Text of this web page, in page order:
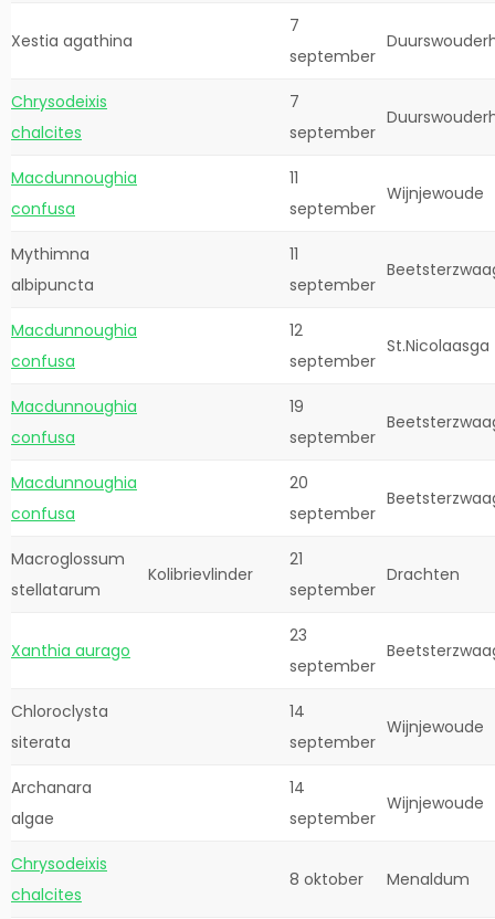
Xestia agathina
7
september
Chrysodeixis
chalcites
7
september
Macdunnoughia
confusa
11
september
Wijnjewoude
Mythimna
albipuncta
11
september
Macdunnoughia
confusa
12
september
St.Nicolaasga
Macdunnoughia
confusa
19
september
Macdunnoughia
confusa
20
september
Macroglossum
stellatarum
Kolibrievlinder
21
september
Drachten
Xanthia aurago
23
september
Chloroclysta
siterata
14
september
Wijnjewoude
Archanara
algae
14
september
Wijnjewoude
Chrysodeixis
chalcites
8 oktober Menaldum